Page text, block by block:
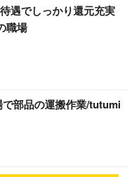
遇でしっかり還元充実
職場
部品の運搬作業/tutumi